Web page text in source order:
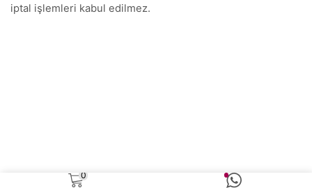
iptal işlemleri kabul edilmez.
0